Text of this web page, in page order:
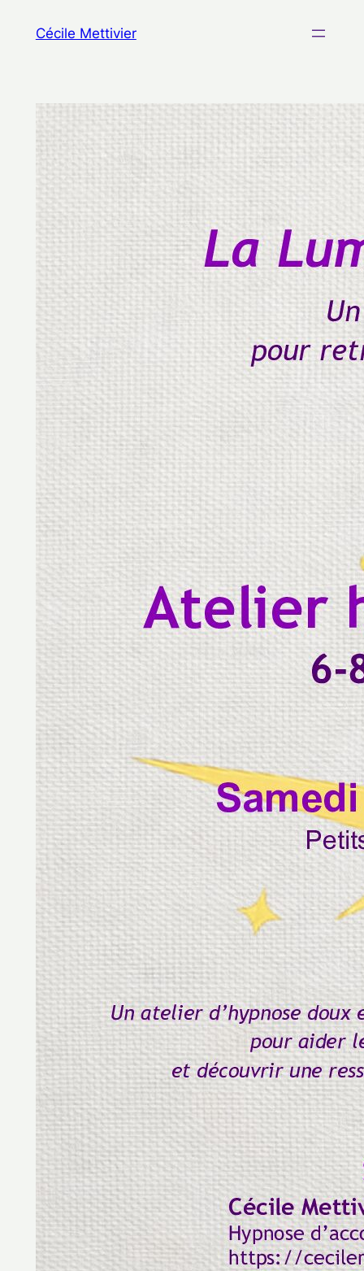
Cécile Mettivier